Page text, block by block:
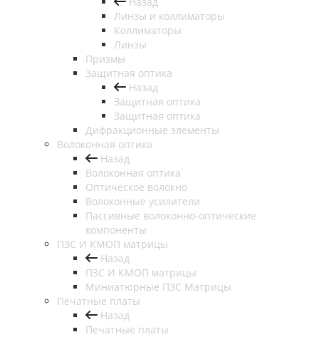
Линзы и коллиматоры
Коллиматоры
Линзы
Призмы
Защитная оптика
Назад
Защитная оптика
Защитная оптика
Дифракционные элементы
Волоконная оптика
Назад
Волоконная оптика
Оптическое волокно
Волоконные усилители
Пассивные волоконно-оптические
компоненты
ПЗС И КМОП матрицы
Назад
ПЗС И КМОП матрицы
Миниатюрные ПЗС Матрицы
Печатные платы
Назад
Печатные платы